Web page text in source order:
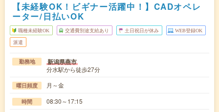
【未経験OK！ビギナー活躍中！】CADオペレ
ーター/日払いOK
職種未経験OK 交通費別途支給あり 土日祝日が休み WEB登録OK
派遣
勤務地 新潟県燕市
分水駅から徒歩27分
曜日頻度 月～金
時間 08:30～17:15